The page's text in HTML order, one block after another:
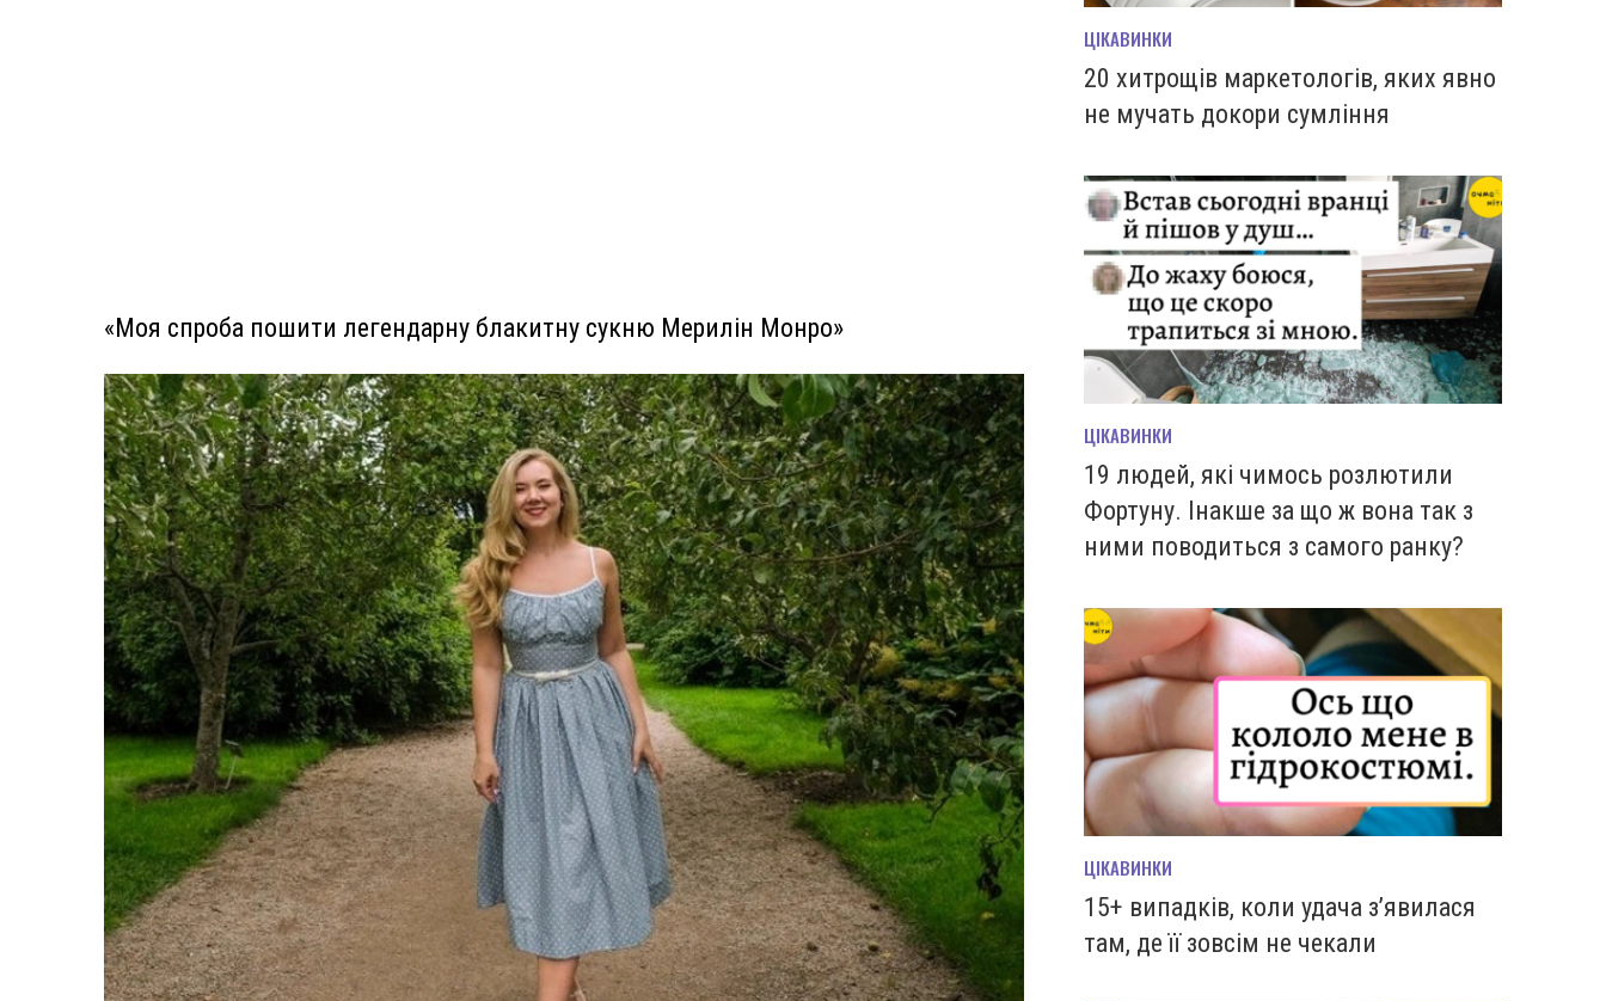
«Моя спроба пошити легендарну блакитну сукню Мерилін Монро»
ЦІКАВИНКИ
20 хитрощів маркетологів, яких явно
не мучать докори сумління
ЦІКАВИНКИ
19 людей, які чимось розлютили
Фортуну. Інакше за що ж вона так з
ними поводиться з самого ранку?
ЦІКАВИНКИ
15+ випадків, коли удача з’явилася
там, де її зовсім не чекали